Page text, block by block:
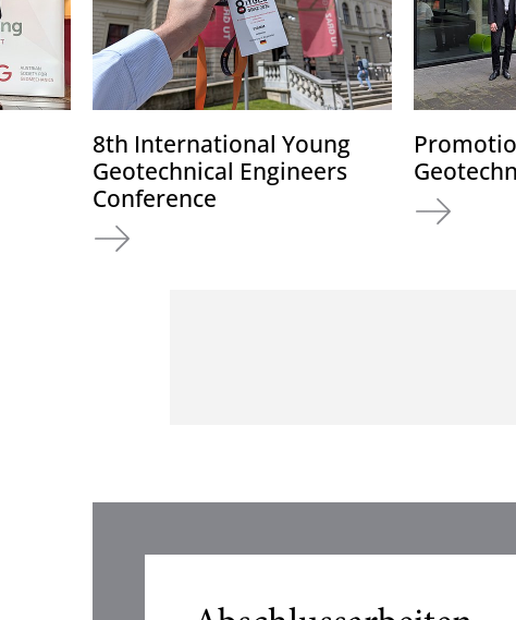
8th International Young
Geotechnical Engineers
Conference